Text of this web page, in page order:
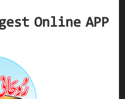
Online APP